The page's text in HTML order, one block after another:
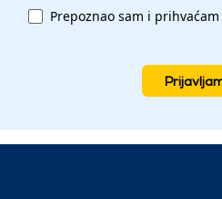
Prepoznao sam i prihvaćam